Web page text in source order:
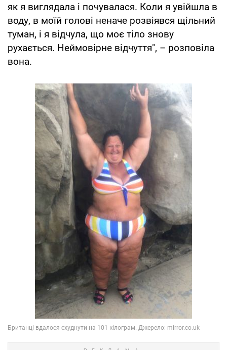
як я виглядала і почувалася. Коли я увійшла в
воду, в моїй голові неначе розвіявся щільний
туман, і я відчула, що моє тіло знову
рухається. Неймовірне відчуття", – розповіла
вона.